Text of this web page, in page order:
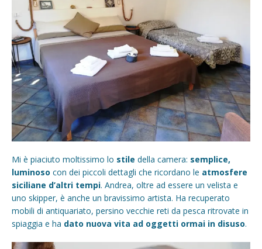
Mi è piaciuto moltissimo lo stile della camera: semplice,
luminoso con dei piccoli dettagli che ricordano le atmosfere
siciliane d’altri tempi. Andrea, oltre ad essere un velista e
uno skipper, è anche un bravissimo artista. Ha recuperato
mobili di antiquariato, persino vecchie reti da pesca ritrovate in
spiaggia e ha dato nuova vita ad oggetti ormai in disuso.